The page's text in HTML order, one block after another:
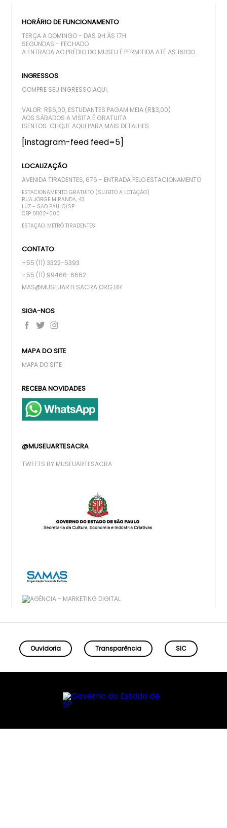
HORÁRIO DE FUNCIONAMENTO
TERÇA A DOMINGO - DAS 9H ÀS 17H
SEGUNDAS - FECHADO
A ENTRADA AO PRÉDIO DO MUSEU É PERMITIDA ATÉ AS 16H30.
INGRESSOS
COMPRE SEU INGRESSO AQUI.
VALOR: R$6,00, ESTUDANTES PAGAM MEIA (R$3,00)
AOS SÁBADOS A VISITA É GRATUITA
ISENTOS: CLIQUE AQUI PARA MAIS DETALHES
[instagram-feed feed=5]
LOCALIZAÇÃO
AVENIDA TIRADENTES, 676 - ENTRADA PELO ESTACIONAMENTO
ESTACIONAMENTO GRATUITO (SUJEITO A LOTAÇÃO)
RUA JORGE MIRANDA, 43
LUZ - SÃO PAULO/SP
CEP 01102-000
ESTAÇÃO: METRÔ TIRADENTES
CONTATO
+55 (11) 3322-5393
+55 (11) 99466-6662
MAS@MUSEUARTESACRA.ORG.BR
SIGA-NOS
MAPA DO SITE
MAPA DO SITE
RECEBA NOVIDADES
@MUSEUARTESACRA
TWEETS BY MUSEUARTESACRA
Ouvidoria Transparência SIC